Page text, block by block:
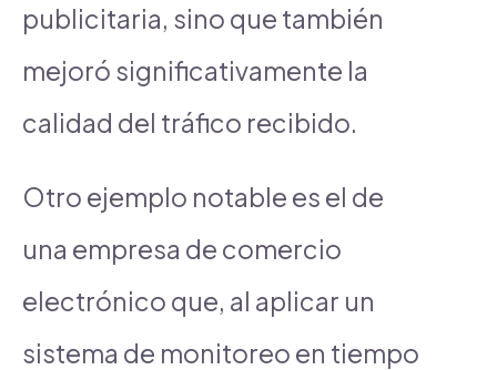
publicitaria, sino que también
mejoró significativamente la
calidad del tráfico recibido.
Otro ejemplo notable es el de
una empresa de comercio
electrónico que, al aplicar un
sistema de monitoreo en tiempo